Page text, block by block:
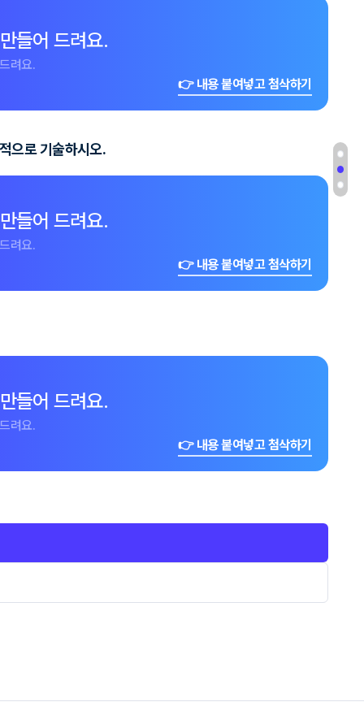
들어 드려요.
려요.
👉 내용 붙여넣고 첨삭하기
으로 기술하시오.
들어 드려요.
려요.
👉 내용 붙여넣고 첨삭하기
들어 드려요.
려요.
👉 내용 붙여넣고 첨삭하기